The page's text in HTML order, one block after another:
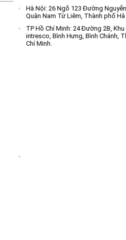
Hà Nội: 26 Ngõ 123 Đường Nguyễn
Quận Nam Từ Liêm, Thành phố Hà
TP Hồ Chí Minh: 24 Đường 2B, Khu
intresco, Bình Hưng, Bình Chánh,
Chí Minh.